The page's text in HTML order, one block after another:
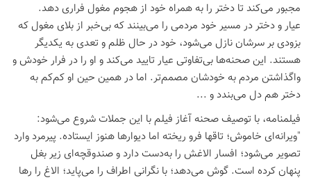
مجبور می‌کند تا دختر را به همراه خود از هجوم مغول فراری دهد.
عیار و دختر در مسیر خود مردمی را می‌بینند که بی‌خبر از بلای مغول که
بزودی بر سرشان نازل می‌شود، خود در حال ظلم و تعدی به یکدیگر
هستند. این صحنه‌ها بی‌تفاوتی عیار تایید می‌کند و او را در فرار خودش و
واگذاشتن مردم به خودشان مصمم‌تر. اما در همین حین او کم‌کم به
دختر هم دل می‌بندد و ...
فیلمنامه، با توصیف صحنه آغاز فیلم با این جملات شروع می‌شود:
"ویرانه‌ای خاموش؛ تاقها فرو ریخته اما دیوارها هنوز ایستاده. پیرمرد وارد
تصویر می‌شود؛ افسار الاغش را به‌دست دارد و صندوقچه‌ای زیر بغل
پنهان کرده است. گوش می‌دهد؛ با نگرانی اطراف را می‌پاید؛ الاغ را رها